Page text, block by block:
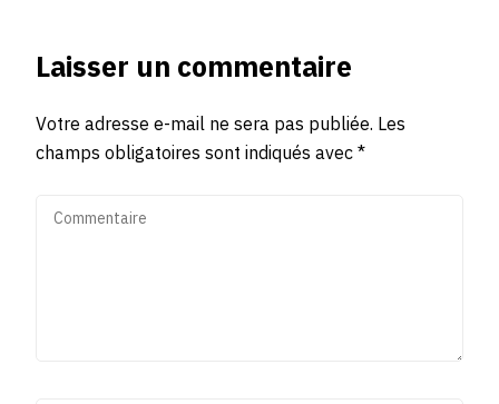
Laisser un commentaire
Votre adresse e-mail ne sera pas publiée. Les
champs obligatoires sont indiqués avec*